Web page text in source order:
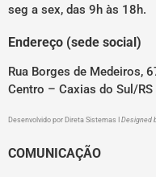
seg a sex, das 9h às 18h.
Endereço (sede social)
Rua Borges de Medeiros,
Centro – Caxias do Sul/RS
Desenvolvido por Direta Sistemas Designed
COMUNICAÇÃO